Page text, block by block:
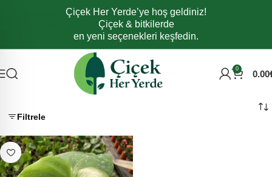
Navigasyona atlaÇiçek Her Yerde’ye hoş geldiniz!
Çiçek & bitkilerde
en yeni seçenekleri keşfedin.
0 0.00
Filtrele